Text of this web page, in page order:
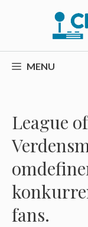
MENU
League
fans.